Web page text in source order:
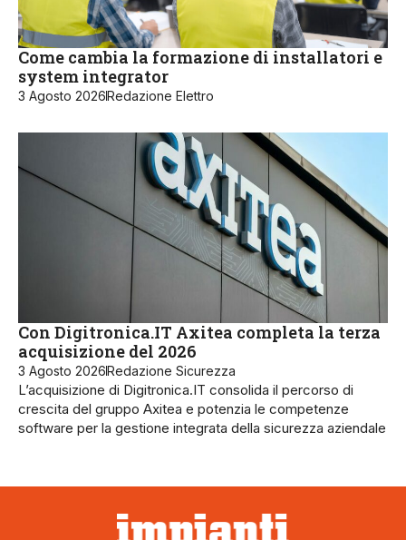
Come cambia la formazione di installatori e
system integrator
3 Agosto 2026Redazione Elettro
Con Digitronica.IT Axitea completa la terza
acquisizione del 2026
3 Agosto 2026Redazione Sicurezza
L’acquisizione di Digitronica.IT consolida il percorso di
crescita del gruppo Axitea e potenzia le competenze
software per la gestione integrata della sicurezza aziendale